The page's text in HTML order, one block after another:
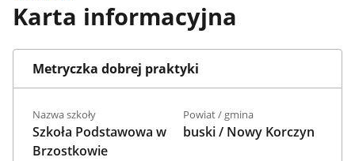
Karta informacyjna
Metryczka dobrej praktyki
Nazwa szkoły
Szkoła Podstawowa w
Brzostkowie
Powiat / gmina
buski / Nowy Korczyn